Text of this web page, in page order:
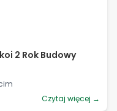
2 Rok Budowy
Czytaj więcej →